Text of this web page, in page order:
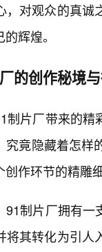
，对观众的真
辉煌。
的创作秘境
制片厂带来的
究竟隐藏着怎
作环节的精雕
91制片厂拥有
其转化为引人